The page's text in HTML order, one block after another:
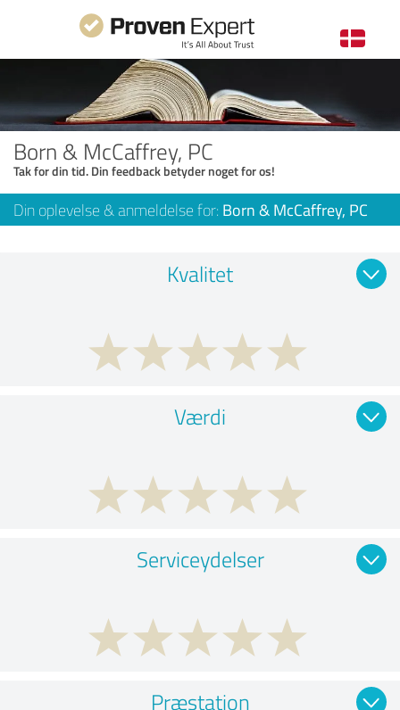
Born & McCaffrey, PC
Tak for din tid. Din feedback betyder noget for os!
Din oplevelse & anmeldelse for: Born & McCaffrey, PC
Kvalitet
Værdi
Serviceydelser
Præstation